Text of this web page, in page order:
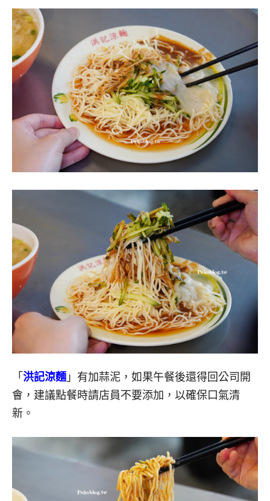
「 洪記涼麵 」有加蒜泥，如果午餐後還得回公司開
會，建議點餐時請店員不要添加，以確保口氣清
新。